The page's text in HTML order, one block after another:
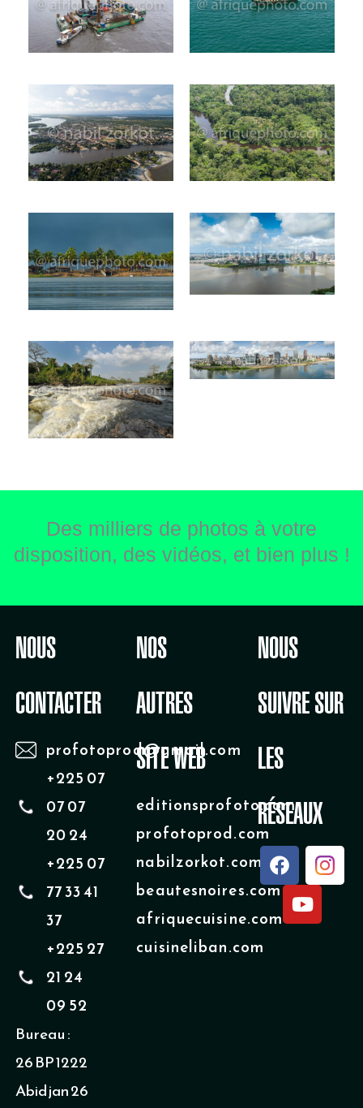
Des milliers de photos à votre
disposition, des vidéos, et bien plus !
NOUS
CONTACTER
profotoprod@gmail.com
+225 07
07 07
20 24
+225 07
77 33 41
37
+225 27
21 24
09 52
Bureau :
26 BP 1222
Abidjan 26
NOS
AUTRES
SITE WEB
editionsprofoto.com
profotoprod.com
nabilzorkot.com
beautesnoires.com
afriquecuisine.com
cuisineliban.com
NOUS
SUIVRE SUR
LES
RÉSEAUX
F
a
c
e
Y
u
t